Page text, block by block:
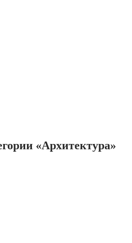
«Архитектура»